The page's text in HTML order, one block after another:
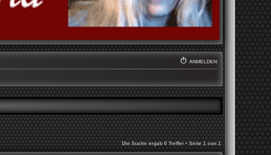
ANMELDEN
Die Suche ergab 0 Treffer • Seite1von1